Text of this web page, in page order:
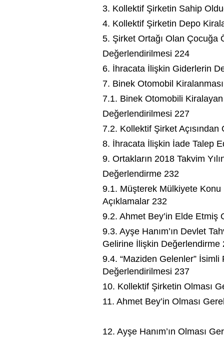
3. Kollektif Şirketin Sahip
4. Kollektif Şirketin Depo
5. Şirket Ortağı Olan Çocuğa
Değerlendirilmesi 224
6. İhracata İlişkin Giderlerin
7. Binek Otomobil
7.1. Binek Otomobili Kiralayan
Değerlendirilmesi 227
7.2. Kollektif Şirket
8. İhracata İlişkin İade Talep
9. Ortakların 2018 Takvim
Değerlendirme 232
9.1. Müşterek Mülkiyete
Açıklamalar 232
9.2. Ahmet Bey’in Elde Etmiş
9.3. Ayşe Hanım’ın Devlet
Gelirine İlişkin Değerlendirme
9.4. “Maziden Gelenler”
Değerlendirilmesi 237
10. Kollektif Şirketin Olması
11. Ahmet Bey’in Olması
12. Ayşe Hanım’ın Olması